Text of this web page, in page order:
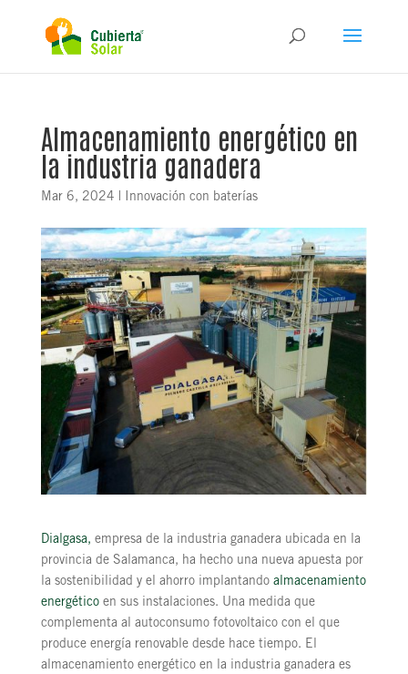
Almacenamiento energético en
la industria ganadera
Mar 6, 2024 | Innovación con baterías
Dialgasa, empresa de la industria ganadera ubicada en la
provincia de Salamanca, ha hecho una nueva apuesta por
la sostenibilidad y el ahorro implantando almacenamiento
energéticoen sus instalaciones. Una medida que
complementa al autoconsumo fotovoltaico con el que
produce energía renovable desde hace tiempo. El
almacenamiento energético en la industria ganadera es